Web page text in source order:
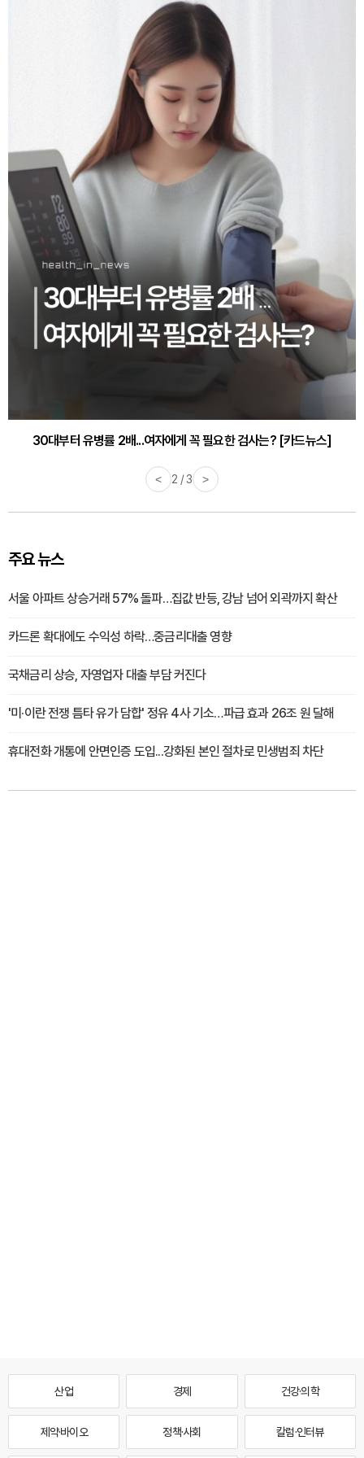
30대부터 유병률 2배...여자에게 꼭 필요한 검사는? [카드뉴스]
감기·독감 예방하고 면역력 높이는 4가지 영양제 [카드뉴스]
< 2 / 3 >
주요 뉴스
서울 아파트 상승거래 57% 돌파…집값 반등, 강남 넘어 외곽까지 확산
카드론 확대에도 수익성 하락…중금리대출 영향
국채금리 상승, 자영업자 대출 부담 커진다
'미·이란 전쟁 틈타 유가 담합' 정유 4사 기소…파급 효과 26조 원 달해
휴대전화 개통에 안면인증 도입...강화된 본인 절차로 민생범죄 차단
산업 경제 건강·의학
제약·바이오 정책·사회 칼럼·인터뷰